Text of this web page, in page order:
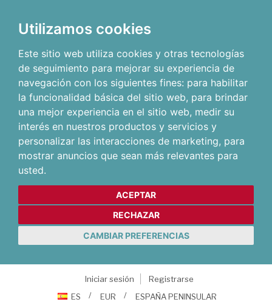
Utilizamos cookies
Este sitio web utiliza cookies y otras tecnologías
de seguimiento para mejorar su experiencia de
navegación con los siguientes fines: para habilitar
la funcionalidad básica del sitio web, para brindar
una mejor experiencia en el sitio web, medir su
interés en nuestros productos y servicios y
personalizar las interacciones de marketing, para
mostrar anuncios que sean más relevantes para
usted.
ACEPTAR
RECHAZAR
CAMBIAR PREFERENCIAS
Iniciar sesión
Registrarse
ES
EUR ESPAÑA PENINSULAR